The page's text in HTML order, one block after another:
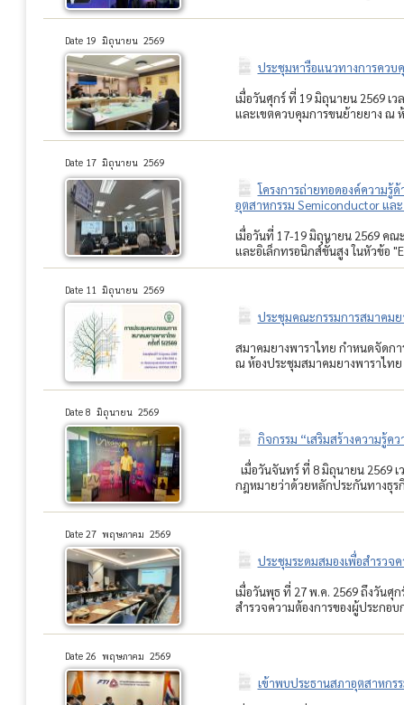
Date 19 มิถุนายน 2569
ประชุมหารือแนวทางการควบ
เมื่อวันศุกร์ ที่ 19 มิถุนายน 2569 เ
และเขตควบคุมการขนย้ายยาง ณ
Date 17 มิถุนายน 2569
โครงการถ่ายทอดองค์ความรู้
อุตสาหกรรม Semiconductor แล
เมื่อวันที่ 17-19 มิถุนายน 2569 คณ
และอิเล็กทรอนิกส์ขั้นสูง ในหัวข้อ
Date 11 มิถุนายน 2569
ประชุมคณะกรรมการสมาคมย
สมาคมยางพาราไทย กำหนดจัดกา
ณ ห้องประชุมสมาคมยางพาราไท
Date 8 มิถุนายน 2569
กิจกรรม “เสริมสร้างความรู้ค
เมื่อวันจันทร์ ที่ 8 มิถุนายน 2569
กฎหมายว่าด้วยหลักประกันทางธุร
Date 27 พฤษภาคม 2569
ประชุมระดมสมองเพื่อสำรวจ
เมื่อวันพุธ ที่ 27 พ.ค. 2569 ถึงวันศุ
สำรวจความต้องการของผู้ประกอ
Date 26 พฤษภาคม 2569
เข้าพบประธานสภาอุตสาหกร